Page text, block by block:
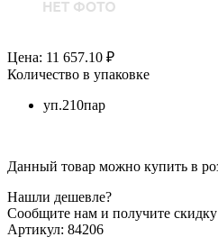
Цена: 11 657.10 ₽
Количество в упаковке
уп.210пар
Данный товар можно купить в
Нашли дешевле?
Сообщите нам и получите
Артикул: 84206